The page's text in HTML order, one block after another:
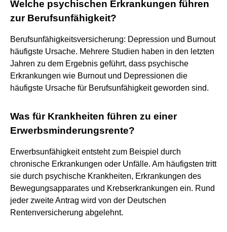
Welche psychischen Erkrankungen führen
zur Berufsunfähigkeit?
Berufsunfähigkeitsversicherung: Depression und Burnout
häufigste Ursache. Mehrere Studien haben in den letzten
Jahren zu dem Ergebnis geführt, dass psychische
Erkrankungen wie Burnout und Depressionen die
häufigste Ursache für Berufsunfähigkeit geworden sind.
Was für Krankheiten führen zu einer
Erwerbsminderungsrente?
Erwerbsunfähigkeit entsteht zum Beispiel durch
chronische Erkrankungen oder Unfälle. Am häufigsten tritt
sie durch psychische Krankheiten, Erkrankungen des
Bewegungsapparates und Krebserkrankungen ein. Rund
jeder zweite Antrag wird von der Deutschen
Rentenversicherung abgelehnt.